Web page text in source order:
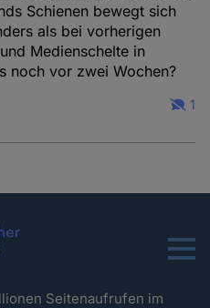
Schienen bewegt sich
als bei vorherigen
Medienschelte in
noch vor zwei Wochen?
1
Menu
Seitenaufrufen im